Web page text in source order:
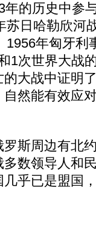
的历史中参
日哈勒欣河
1956年匈牙利
1次世界大战
大战中证明
然能有效应
斯周边有北
数领导人和
乎已是盟国